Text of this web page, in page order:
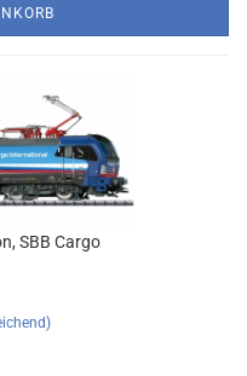
SBB Cargo